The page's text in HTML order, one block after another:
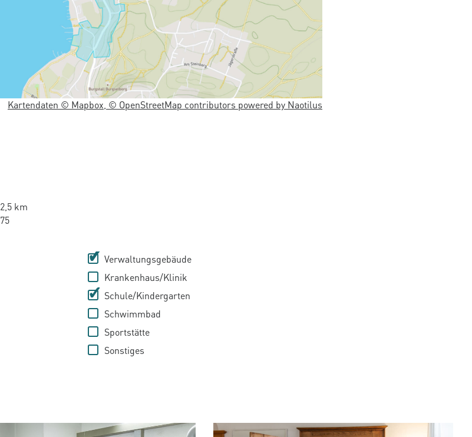
Kartendaten © Mapbox, © OpenStreetMap contributors powered by Naotilus
2,5 km
75
Verwaltungsgebäude
Krankenhaus/Klinik
Schule/Kindergarten
Schwimmbad
Sportstätte
Sonstiges